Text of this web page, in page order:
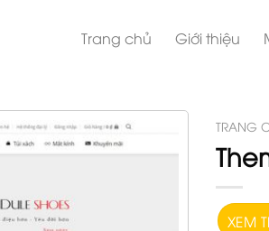
Trang chủ Giới thiệu
TRANG
XEM